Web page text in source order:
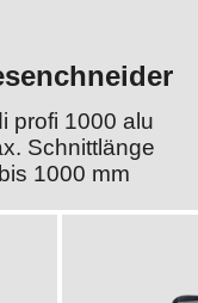
profi 1000 alu
Schnittlänge
bis 1000 mm